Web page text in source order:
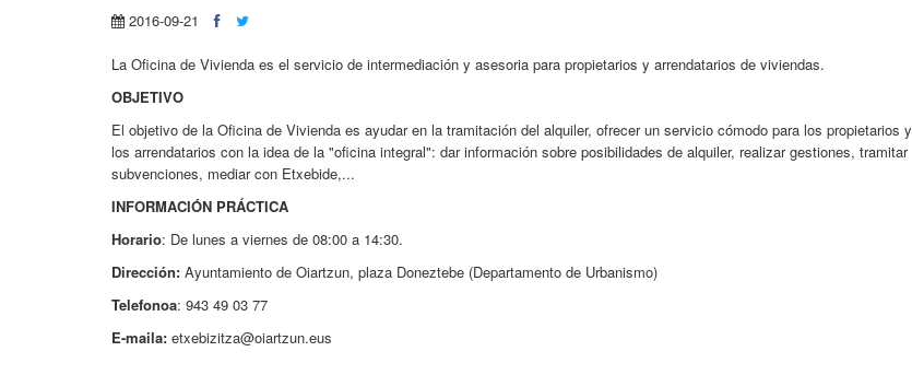
2016-09-21
La Oficina de Vivienda es el servicio de intermediación y asesoria para propietarios y arrendatarios de viviendas.
OBJETIVO
El objetivo de la Oficina de Vivienda es ayudar en la tramitación del alquiler, ofrecer un servicio cómodo para los propietarios y
los arrendatarios con la idea de la "oficina integral": dar información sobre posibilidades de alquiler, realizar gestiones, tramitar
subvenciones, mediar con Etxebide,...
INFORMACIÓN PRÁCTICA
Horario: De lunes a viernes de 08:00 a 14:30.
Dirección: Ayuntamiento de Oiartzun, plaza Doneztebe (Departamento de Urbanismo)
Telefonoa: 943 49 03 77
E-maila: etxebizitza@oiartzun.eus